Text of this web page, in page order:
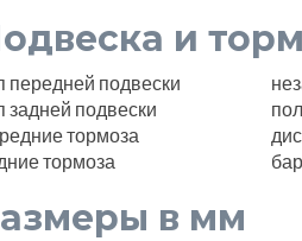
и
передней подвески
задней подвески
тормоза
тормоза
в мм